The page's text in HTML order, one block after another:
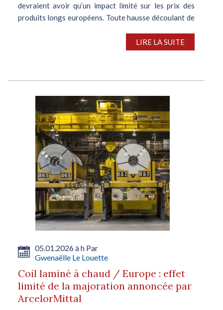
devraient avoir qu’un impact limité sur les prix des
produits longs européens. Toute hausse découlant de
LIRE LA SUITE
05.01.2026 à h Par
Gwenaëlle Le Louette
Coil laminé à chaud / Europe : effet
limité de la majoration annoncée par
ArcelorMittal